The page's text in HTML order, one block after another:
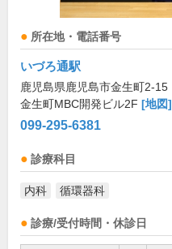
所在地・電話番号
いづろ通駅
鹿児島県鹿児島市金生町2-15
金生町MBC開発ビル2F [地図]
099-295-6381
診療科目
内科 循環器科
診療/受付時間・休診日